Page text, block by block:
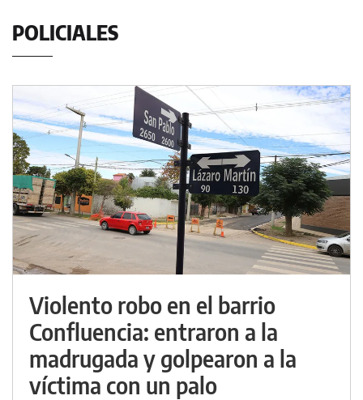
POLICIALES
Violento robo en el barrio
Confluencia: entraron a la
madrugada y golpearon a la
víctima con un palo